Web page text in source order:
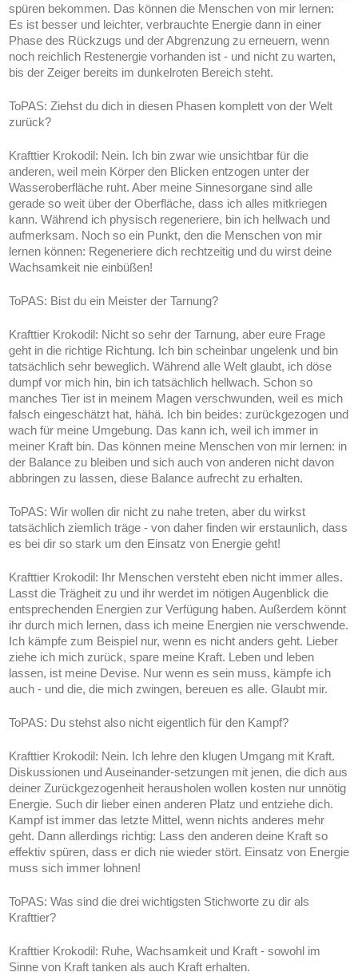
spüren bekommen. Das können die Menschen von mir lernen:
Es ist besser und leichter, verbrauchte Energie dann in einer
Phase des Rückzugs und der Abgrenzung zu erneuern, wenn
noch reichlich Restenergie vorhanden ist - und nicht zu warten,
bis der Zeiger bereits im dunkelroten Bereich steht.
ToPAS: Ziehst du dich in diesen Phasen komplett von der Welt
zurück?
Krafttier Krokodil: Nein. Ich bin zwar wie unsichtbar für die
anderen, weil mein Körper den Blicken entzogen unter der
Wasseroberfläche ruht. Aber meine Sinnesorgane sind alle
gerade so weit über der Oberfläche, dass ich alles mitkriegen
kann. Während ich physisch regeneriere, bin ich hellwach und
aufmerksam. Noch so ein Punkt, den die Menschen von mir
lernen können: Regeneriere dich rechtzeitig und du wirst deine
Wachsamkeit nie einbüßen!
ToPAS: Bist du ein Meister der Tarnung?
Krafttier Krokodil: Nicht so sehr der Tarnung, aber eure Frage
geht in die richtige Richtung. Ich bin scheinbar ungelenk und bin
tatsächlich sehr beweglich. Während alle Welt glaubt, ich döse
dumpf vor mich hin, bin ich tatsächlich hellwach. Schon so
manches Tier ist in meinem Magen verschwunden, weil es mich
falsch eingeschätzt hat, hähä. Ich bin beides: zurückgezogen und
wach für meine Umgebung. Das kann ich, weil ich immer in
meiner Kraft bin. Das können meine Menschen von mir lernen: in
der Balance zu bleiben und sich auch von anderen nicht davon
abbringen zu lassen, diese Balance aufrecht zu erhalten.
ToPAS: Wir wollen dir nicht zu nahe treten, aber du wirkst
tatsächlich ziemlich träge - von daher finden wir erstaunlich, dass
es bei dir so stark um den Einsatz von Energie geht!
Krafttier Krokodil: Ihr Menschen versteht eben nicht immer alles.
Lasst die Trägheit zu und ihr werdet im nötigen Augenblick die
entsprechenden Energien zur Verfügung haben. Außerdem könnt
ihr durch mich lernen, dass ich meine Energien nie verschwende.
Ich kämpfe zum Beispiel nur, wenn es nicht anders geht. Lieber
ziehe ich mich zurück, spare meine Kraft. Leben und leben
lassen, ist meine Devise. Nur wenn es sein muss, kämpfe ich
auch - und die, die mich zwingen, bereuen es alle. Glaubt mir.
ToPAS: Du stehst also nicht eigentlich für den Kampf?
Krafttier Krokodil: Nein. Ich lehre den klugen Umgang mit Kraft.
Diskussionen und Auseinander-setzungen mit jenen, die dich aus
deiner Zurückgezogenheit herausholen wollen kosten nur unnötig
Energie. Such dir lieber einen anderen Platz und entziehe dich.
Kampf ist immer das letzte Mittel, wenn nichts anderes mehr
geht. Dann allerdings richtig: Lass den anderen deine Kraft so
effektiv spüren, dass er dich nie wieder stört. Einsatz von Energie
muss sich immer lohnen!
ToPAS: Was sind die drei wichtigsten Stichworte zu dir als
Krafttier?
Krafttier Krokodil: Ruhe, Wachsamkeit und Kraft - sowohl im
Sinne von Kraft tanken als auch Kraft erhalten.